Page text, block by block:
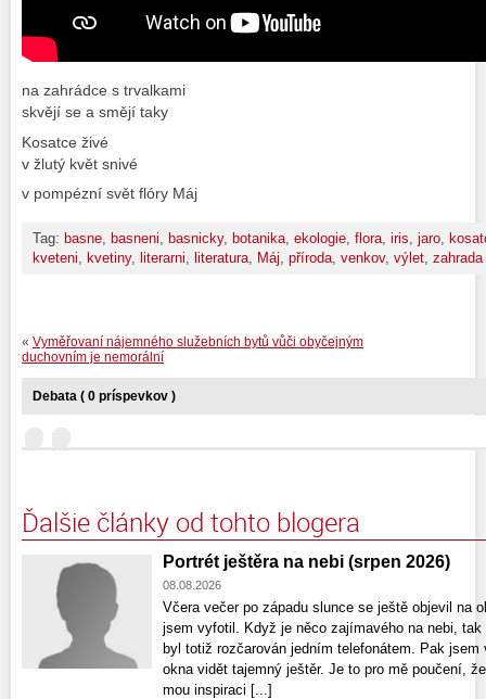
na zahrádce s trvalkami
skvějí se a smějí taky
Kosatce živé
v žlutý květ snivé
v pompézní svět flóry Máj
Tag: basne basneni basnicky, botanika ekologie flora iris jaro
kveteni
kvetiny, literarni literatura Máj příroda venkov, výlet zahrada
« Vyměřovaní nájemného služebních bytů vůči obyčejným
duchovním je nemorální
Debata ( 0 príspevkov )
Ďalšie články od tohto blogera
Portrét ještěra na nebi (srpen 2026)
08.08.2026
Včera večer po západu slunce se ještě objevil na
jsem vyfotil. Když je něco zajímavého na nebi,
byl totiž rozčarován jedním telefonátem. Pak
okna vidět tajemný ještěr. Je to pro mě poučení,
mou inspiraci [...]